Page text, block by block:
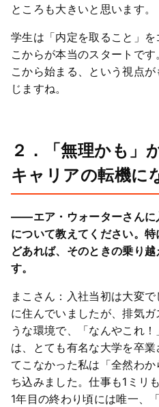
ところも大きいと思います。
学生は「内定を取ること」
こからが本当のスタートで
こから始まる、という視点
じますね。
２．「無理かも」
キャリアの転機に
――エア・ウォーターさんに
について教えてください。
どあれば、そのときの乗り
す。
まこさん：入社当初は大変
に住んでいましたが、排気
うな環境で、「なんやこれ
は、とても有名な大学を卒
てこなかった私は「全然わ
ち込みました。仕事も1ミリ
1年目の終わり頃には唯一、